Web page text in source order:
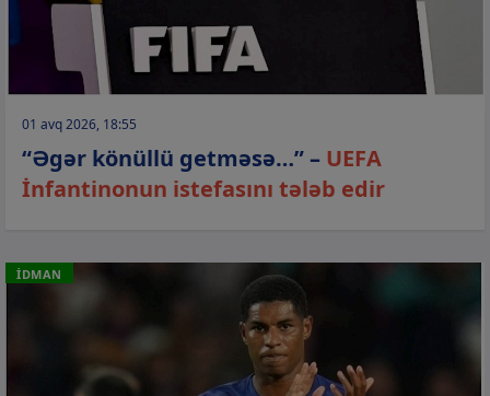
01 avq 2026, 18:55
“Əgər könüllü getməsə…” – UEFA
İnfantinonun istefasını tələb edir
İDMAN